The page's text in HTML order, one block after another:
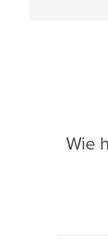
Wie